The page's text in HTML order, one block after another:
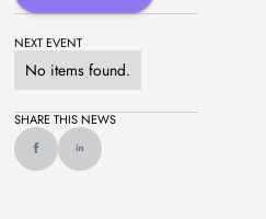
NEXT EVENT
No items found.
SHARE THIS NEWS